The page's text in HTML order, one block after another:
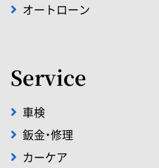
オートローン
Service
車検
鈑金・修理
カーケア